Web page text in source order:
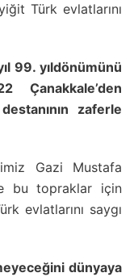
Türk evlatlarını
99. yıldönümünü
Çanakkale’den
zaferle
Gazi Mustafa
bu topraklar için
evlatlarını saygı
dünyaya